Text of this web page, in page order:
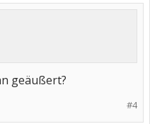
geäußert?
#4